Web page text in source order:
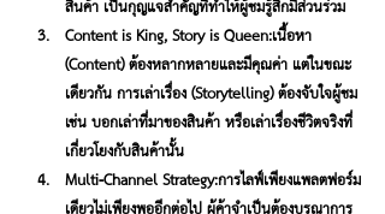
สินค้า เป็นกุญแจสำคัญที่ทำให้ผู้ชมรู้สึกมีส่วนร่วม
Content is King, Story is Queen:เนื้อหา
(Content) ต้องหลากหลายและมีคุณค่า แต่ในขณะ
เดียวกัน การเล่าเรื่อง (Storytelling) ต้องจับใจผู้ชม
เช่น บอกเล่าที่มาของสินค้า หรือเล่าเรื่องชีวิตจริงที่
เกี่ยวโยงกับสินค้านั้น
Multi-Channel Strategy:การไลฟ์เพียงแพลตฟอร์ม